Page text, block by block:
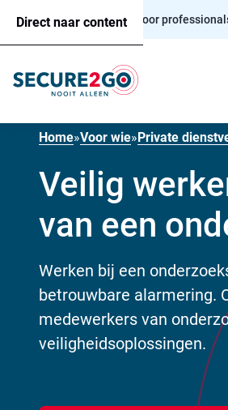
Direct naar content
Persoonsalarmering voor
Home»Voor wie»Private
Veilig
van een
Werken bij een
betrouwbare alarmering.
medewerkers van
veiligheidsoplossingen.